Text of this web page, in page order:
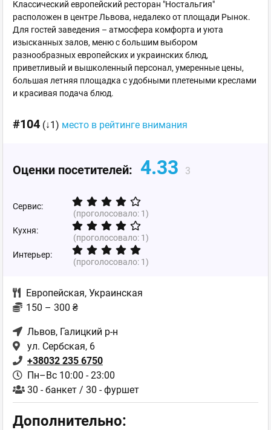
Классический европейский ресторан "Ностальгия"
расположен в центре Львова, недалеко от площади Рынок.
Для гостей заведения – атмосфера комфорта и уюта
изысканных залов, меню с большим выбором
разнообразных европейских и украинских блюд,
приветливый и вышколенный персонал, умеренные цены,
большая летняя площадка с удобными плетеными креслами
и красивая подача блюд.
#104 (↓1) место в рейтинге внимания
Оценки посетителей: 4.33 3
Сервис:
(проголосовало: 1)
Кухня:
(проголосовало: 1)
Интерьер:
(проголосовало: 1)
Европейская, Украинская
150 – 300 ₴
Львов, Галицкий р-н
ул. Сербская, 6
+38032 235 6750
Пн–Вс 10:00 - 23:00
30 - банкет / 30 - фуршет
Дополнительно: